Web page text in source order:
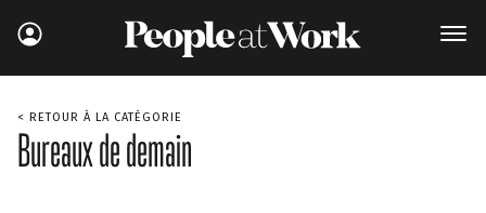
< RETOUR À LA CATÉGORIE
Bureaux de demain